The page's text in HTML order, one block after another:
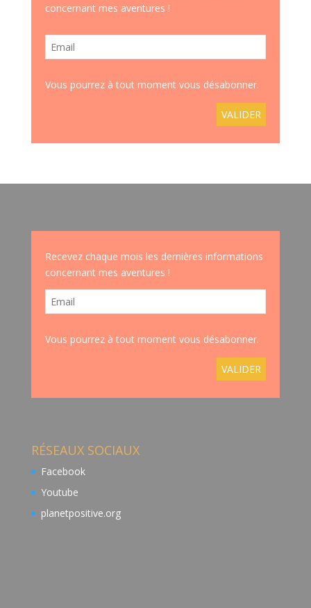
concernant mes aventures !
Vous pourrez à tout moment vous désabonner.
Recevez chaque mois les dernières informations
concernant mes aventures !
Vous pourrez à tout moment vous désabonner.
RÉSEAUX SOCIAUX
Facebook
Youtube
planetpositive.org